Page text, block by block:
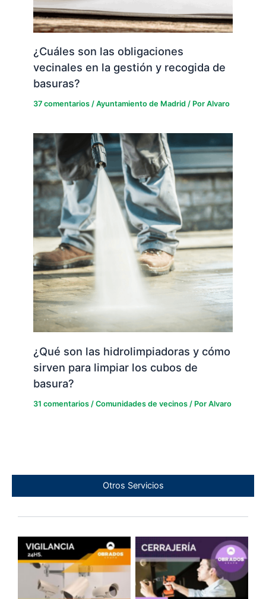
¿Cuáles son las obligaciones
vecinales en la gestión y recogida de
basuras?
37 comentarios /Ayuntamiento de Madrid / PorAlvaro
¿Qué son las hidrolimpiadoras y cómo
sirven para limpiar los cubos de
basura?
31 comentarios /Comunidades de vecinos / PorAlvaro
Otros Servicios
Cámaras en Portales Cerrajería